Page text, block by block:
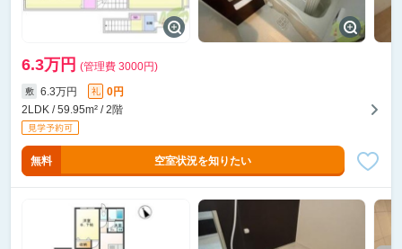
6.3万円 (管理費 3000円)
敷 6.3万円 礼
0円
2LDK / 59.95m² / 2階
無料 空室状況を知りたい